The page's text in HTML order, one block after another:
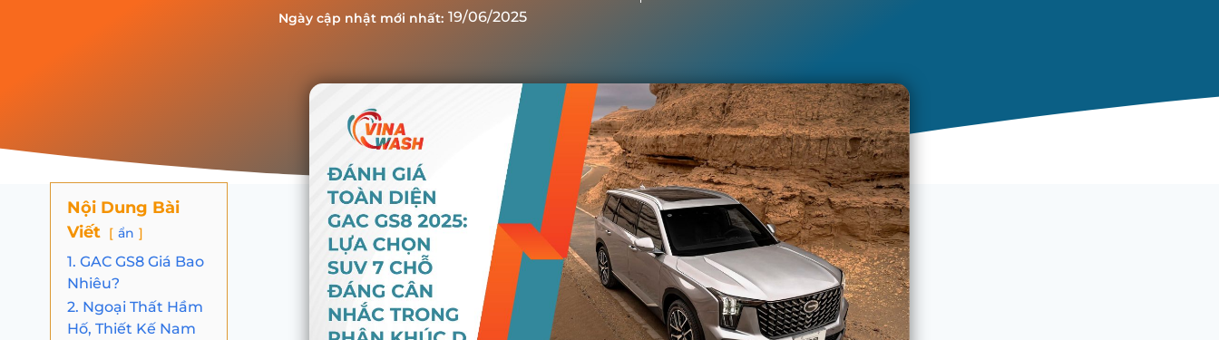
Ngày cập nhật mới nhất: 19/06/2025
Nội Dung Bài
Viết
ẩn
1. GAC GS8 Giá Bao
Nhiêu?
2. Ngoại Thất Hầm
Hố, Thiết Kế Nam